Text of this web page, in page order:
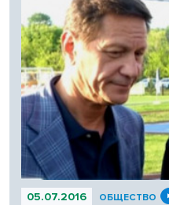
05.07.2016 ОБЩЕСТВО